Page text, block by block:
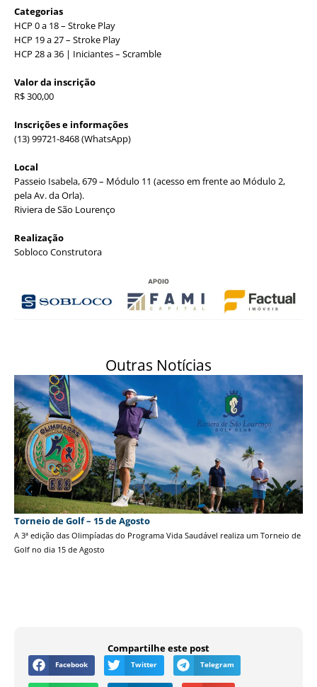
Categorias
HCP 0 a 18 – Stroke Play
HCP 19 a 27 – Stroke Play
HCP 28 a 36 | Iniciantes – Scramble
Valor da inscrição
R$ 300,00
Inscrições e informações
(13) 99721-8468 (WhatsApp)
Local
Passeio Isabela, 679 – Módulo 11 (acesso em frente ao Módulo 2,
pela Av. da Orla).
Riviera de São Lourenço
Realização
Sobloco Construtora
Outras Notícias
Torneio de Golf – 15 de Agosto
A 3ª edição das Olimpíadas do Programa Vida Saudável realiza um Torneio de
Golf no dia 15 de Agosto
Compartilhe este post
Facebook Twitter Telegram